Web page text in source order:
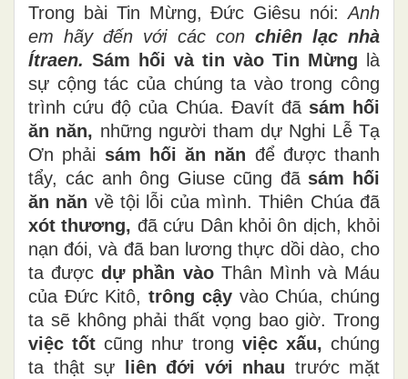
Trong bài Tin Mừng, Đức Giêsu nói:Anh
em hãy đến với các con chiên lạc nhà
Ítraen. Sám hối và tin vào Tin Mừng là
sự cộng tác của chúng ta vào trong công
trình cứu độ của Chúa. Đavít đã sám hối
ăn năn, những người tham dự Nghi Lễ Tạ
Ơn phải sám hối ăn năn để được thanh
tẩy, các anh ông Giuse cũng đã sám hối
ăn năn về tội lỗi của mình. Thiên Chúa đã
xót thương, đã cứu Dân khỏi ôn dịch, khỏi
nạn đói, và đã ban lương thực dồi dào, cho
ta đượcdự phần vàoThân Mình và Máu
của Đức Kitô,trông cậyvào Chúa, chúng
ta sẽ không phải thất vọng bao giờ. Trong
việc tốt cũng như trong việc xấu, chúng
ta thật sự liên đới với nhau trước mặt